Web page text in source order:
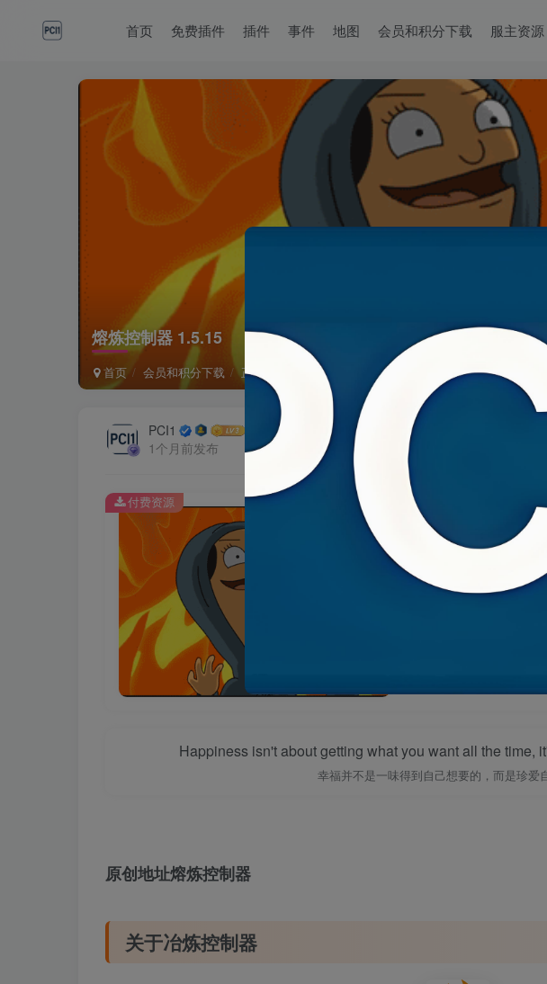
首页 免费插件 插件 事件 地图 会员和积分下载 服主资源
熔炼控制器 1.5.15
首页 会员和积分下载 正文
PCI1
1个月前发布
熔炼控制器 1.5.15
此内容为付费资源，请付
10积分
付费资源
Happiness isn't about getting what you want all the time,
幸福并不是一味得到自己想要的，而是珍爱
原创地址熔炼控制器
关于冶炼控制器